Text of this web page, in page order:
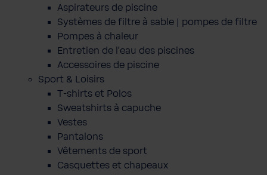
Aspirateurs de piscine
Systèmes de filtre à sable | pompes de filtre
Pompes à chaleur
Entretien de l'eau des piscines
Accessoires de piscine
Sport & Loisirs
T-shirts et Polos
Sweatshirts à capuche
Vestes
Pantalons
Vêtements de sport
Casquettes et chapeaux